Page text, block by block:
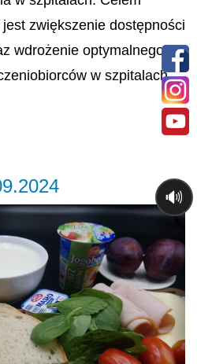
zwiększenie dostępności
wdrożenie optymalnego
w szpitalach.
🔊